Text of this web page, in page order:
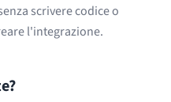
scrivere codice o
l'integrazione.